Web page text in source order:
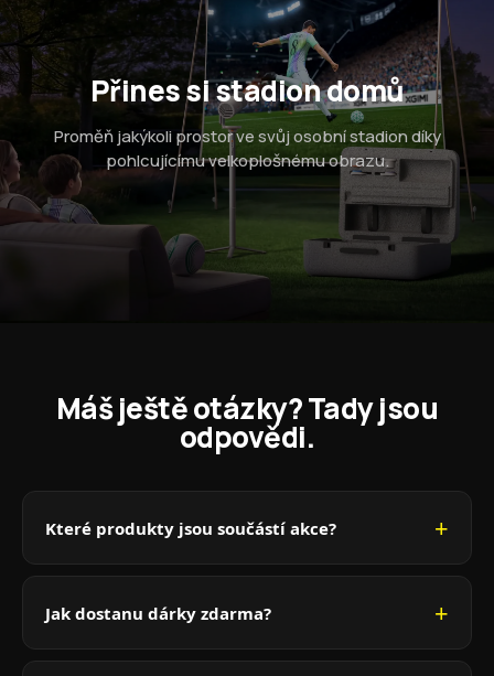
Přines si stadion domů
Proměň jakýkoli prostor ve svůj osobní stadion díky
pohlcujícímu velkoplošnému obrazu.
Máš ještě otázky? Tady jsou
odpovědi.
Které produkty jsou součástí akce?
Jak dostanu dárky zdarma?